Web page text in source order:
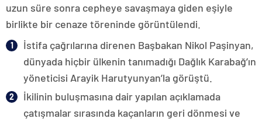
uzun süre sonra cepheye savaşmaya giden eşiyle
birlikte bir cenaze töreninde görüntülendi.
İstifa çağrılarına direnen Başbakan Nikol Paşinyan,
dünyada hiçbir ülkenin tanımadığı Dağlık Karabağ’ın
yöneticisi Arayik Harutyunyan’la görüştü.
İkilinin buluşmasına dair yapılan açıklamada
çatışmalar sırasında kaçanların geri dönmesi ve